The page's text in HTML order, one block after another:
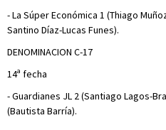
- La Súper Económica 1 (Thiago
Santino Díaz-Lucas Funes).
DENOMINACION C-17
14ª fecha
- Guardianes JL 2 (Santiago Lagos-
(Bautista Barría).